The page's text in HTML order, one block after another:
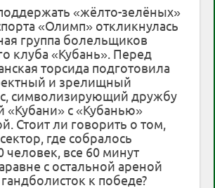
«жёлто-зелёных»
«Олимп» откликнулась
группа болельщиков
клуба «Кубань». Перед
торсида подготовила
и зрелищный
символизирующий дружбу
«Кубани» с «Кубанью»
Стоит ли говорить о том,
где собралось
человек, все 60 минут
с остальной ареной
к победе?